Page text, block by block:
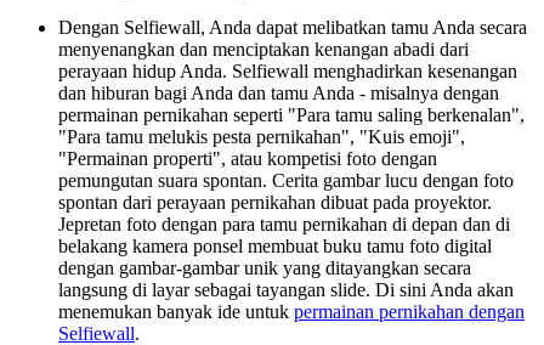
Dengan Selfiewall, Anda dapat melibatkan tamu Anda secara
menyenangkan dan menciptakan kenangan abadi dari
perayaan hidup Anda. Selfiewall menghadirkan kesenangan
dan hiburan bagi Anda dan tamu Anda - misalnya dengan
permainan pernikahan seperti "Para tamu saling berkenalan",
"Para tamu melukis pesta pernikahan", "Kuis emoji",
"Permainan properti", atau kompetisi foto dengan
pemungutan suara spontan. Cerita gambar lucu dengan foto
spontan dari perayaan pernikahan dibuat pada proyektor.
Jepretan foto dengan para tamu pernikahan di depan dan di
belakang kamera ponsel membuat buku tamu foto digital
dengan gambar-gambar unik yang ditayangkan secara
langsung di layar sebagai tayangan slide. Di sini Anda akan
menemukan banyak ide untuk permainan pernikahan dengan
Selfiewall.